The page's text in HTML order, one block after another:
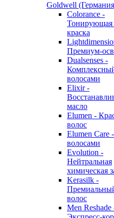
Goldwell
Colorance -
Тонирующая
краска
Премиум-
Dualsenses -
волосами
Elixir -
масло
Elumen -
волос
Elumen Care
волосами
Evolution -
Нейтральная
химическая
Kerasilk -
волос
Men Reshade